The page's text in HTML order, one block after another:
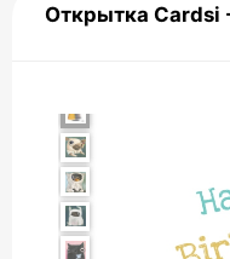
Открытка